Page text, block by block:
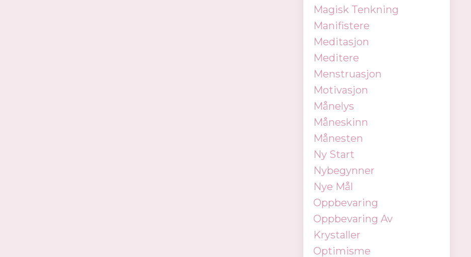
Magisk Tenkning
Manifistere
Meditasjon
Meditere
Menstruasjon
Motivasjon
Månelys
Måneskinn
Månesten
Ny Start
Nybegynner
Nye Mål
Oppbevaring
Oppbevaring Av
Krystaller
Optimisme